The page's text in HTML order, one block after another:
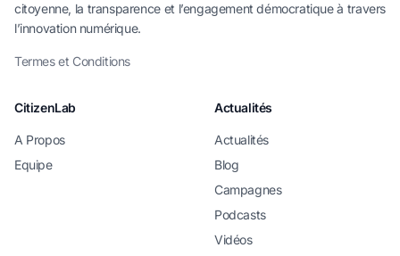
citoyenne, la transparence et l’engagement démocratique à travers
l’innovation numérique.
Termes et Conditions
CitizenLab
A Propos
Equipe
Actualités
Actualités
Blog
Campagnes
Podcasts
Vidéos